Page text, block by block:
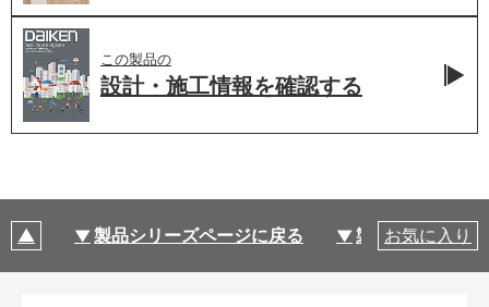
この製品の
設計・施工情報を確認する
製品シリーズページに戻る 製品仕様
お気に入り